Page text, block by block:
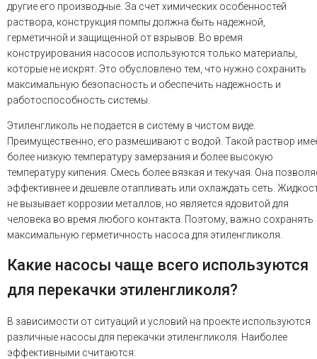
другие его производные. За счет химических особенностей
раствора, конструкция помпы должна быть надежной,
герметичной и защищенной от взрывов. Во время
конструирования насосов используются только материалы,
которые не искрят. Это обусловлено тем, что нужно сохранить
максимальную безопасность и обеспечить надежность и
работоспособность системы.
Этиленгликоль не подается в систему в чистом виде.
Преимущественно, его размешивают с водой. Такой раствор
более низкую температуру замерзания и более высокую
температуру кипения. Смесь более вязкая и текучая. Она
эффективнее и дешевле отапливать или охлаждать сеть.
не вызывает коррозии металлов, но является ядовитой для
человека во время любого контакта. Поэтому, важно сохранять
максимальную герметичность насоса для этиленгликоля.
Какие насосы чаще всего используются
для перекачки этиленгликоля?
В зависимости от ситуаций и условий на проекте используются
различные насосы для перекачки этиленгликоля. Наиболее
эффективными считаются: